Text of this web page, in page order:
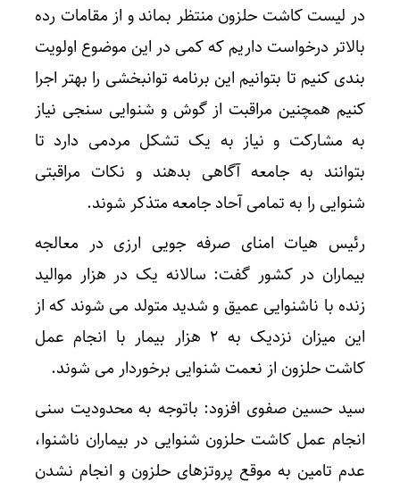
در لیست کاشت حلزون منتظر بماند و از مقامات رده
بالاتر درخواست داریم که کمی در این موضوع اولویت
بندی کنیم تا بتوانیم این برنامه توانبخشی را بهتر اجرا
کنیم همچنین مراقبت از گوش و شنوایی سنجی نیاز
به مشارکت و نیاز به یک تشکل مردمی دارد تا
بتوانند به جامعه آگاهی بدهند و نکات مراقبتی
شنوایی را به تمامی آحاد جامعه متذکر شوند.
رئیس هیات امنای صرفه جویی ارزی در معالجه
بیماران در کشور گفت:‌ سالانه یک در هزار موالید
زنده با ناشنوایی عمیق و شدید متولد می شوند که از
این میزان نزدیک به ۲ هزار بیمار با انجام عمل
کاشت حلزون از نعمت شنوایی برخوردار می شوند.
سید حسین صفوی افزود: باتوجه به محدودیت سنی
انجام عمل کاشت حلزون شنوایی در بیماران ناشنوا،
عدم تامین به موقع پروتزهای حلزون و انجام نشدن